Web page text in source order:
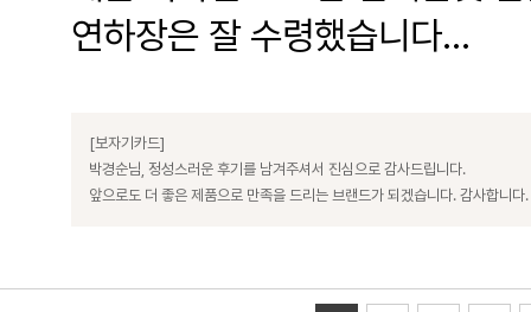
연하장은 잘 수령했습니다...
[보자기카드]
박경순님, 정성스러운 후기를 남겨주셔서 진심으로 감사드립니다.
앞으로도 더 좋은 제품으로 만족을 드리는 브랜드가 되겠습니다. 감사합니다.